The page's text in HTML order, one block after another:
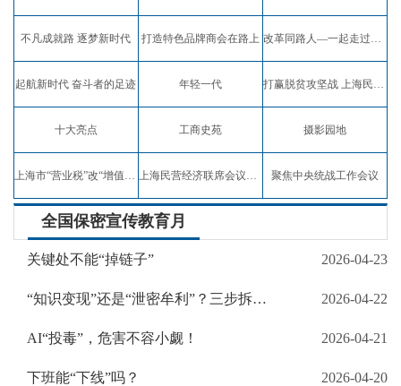
不凡成就路 逐梦新时代 打造特色品牌商会在路上 改革同路人—一起走过四十年
起航新时代 奋斗者的足迹 年轻一代 打赢脱贫攻坚战 上海民企在行动
十大亮点 工商史苑 摄影园地
上海市“营业税”改“增值税”试点专题报道 上海民营经济联席会议专题报道 聚焦中央统战工作会议
全国保密宣传教育月
关键处不能“掉链子” 2026-04-23
“知识变现”还是“泄密牟利”？三步拆解以咨询为名行窃密之实的套路 2026-04-22
AI“投毒”，危害不容小觑！ 2026-04-21
下班能“下线”吗？ 2026-04-20